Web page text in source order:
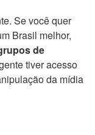
Se você quer
Brasil melhor,
de
tiver acesso
da mídia